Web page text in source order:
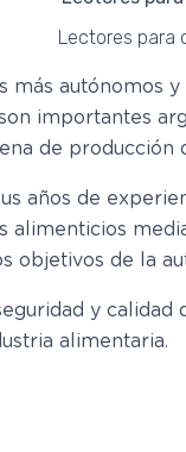
Lectores para
más autónomos
importantes
de
años de
objetivos de la
y calidad
alimentaria.